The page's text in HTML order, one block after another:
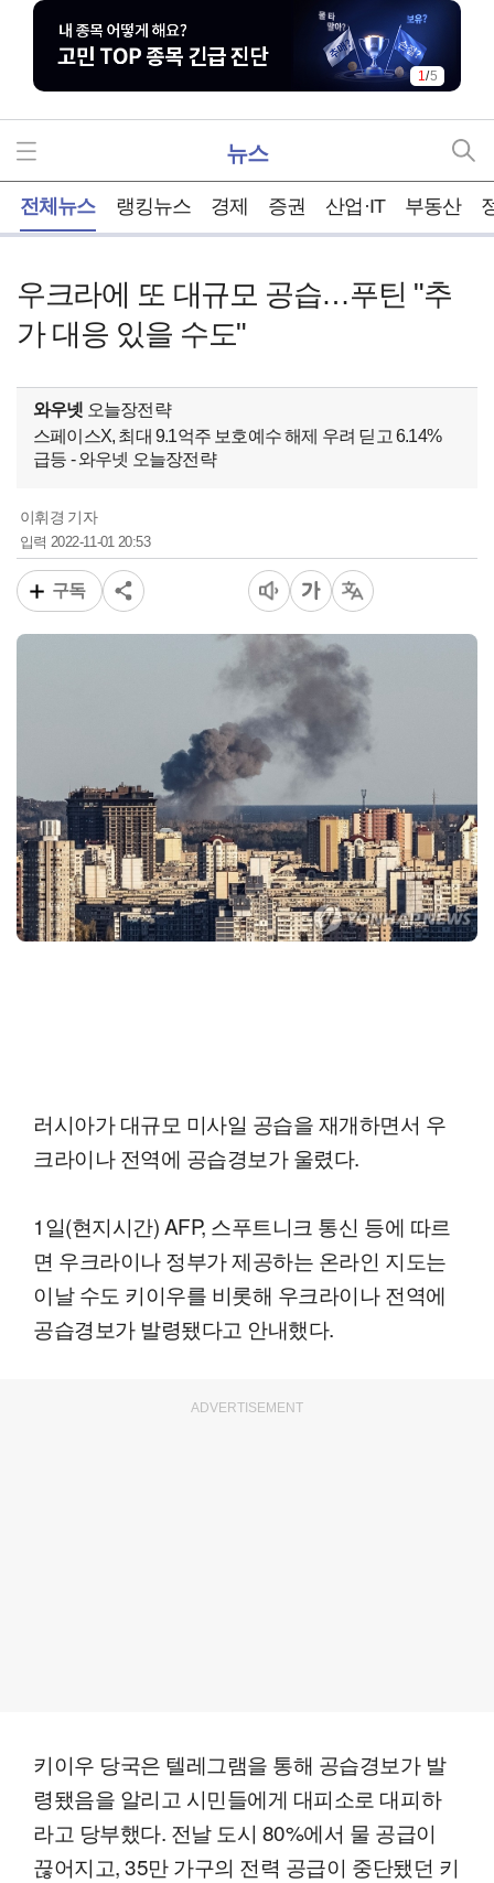
1/5
뉴스
전체뉴스 랭킹뉴스 경제 증권 산업·IT 부동산
우크라에 또 대규모 공습…푸틴 "추
가 대응 있을 수도"
와우넷 오늘장전략
스페이스X, 최대 9.1억주 보호예수 해제 우려 딛고 6.14%
급등 - 와우넷 오늘장전략
이휘경 기자
입력2022-11-01 20:53
구독
러시아가 대규모 미사일 공습을 재개하면서 우
크라이나 전역에 공습경보가 울렸다.
1일(현지시간) AFP, 스푸트니크 통신 등에 따르
면 우크라이나 정부가 제공하는 온라인 지도는
이날 수도 키이우를 비롯해 우크라이나 전역에
공습경보가 발령됐다고 안내했다.
ADVERTISEMENT
키이우 당국은 텔레그램을 통해 공습경보가 발
령됐음을 알리고 시민들에게 대피소로 대피하
라고 당부했다. 전날 도시 80%에서 물 공급이
끊어지고, 35만 가구의 전력 공급이 중단됐던 키